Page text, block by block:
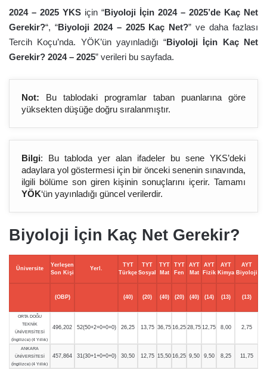
2024 – 2025 YKS için “Biyoloji İçin 2024 – 2025’de Kaç Net
Gerekir?“, “Biyoloji 2024 – 2025 Kaç Net?” ve daha fazlası
Tercih Koçu’nda. YÖK’ün yayınladığı “Biyoloji İçin Kaç Net
Gerekir? 2024 – 2025” verileri bu sayfada.
Not: Bu tablodaki programlar taban puanlarına göre
yüksekten düşüğe doğru sıralanmıştır.
Bilgi: Bu tabloda yer alan ifadeler bu sene YKS’deki
adaylara yol göstermesi için bir önceki senenin sınavında,
ilgili bölüme son giren kişinin sonuçlarını içerir. Tamamı
YÖK‘ün yayınladığı güncel verilerdir.
Biyoloji İçin Kaç Net Gerekir?
Üniversite
Yerleşen
Son Kişi
Yerl.
TYT
Türkçe
TYT
Sosyal
TYT
Mat
TYT
Fen
AYT
Mat
AYT
Fizik
AYT
Kimya
AYT
Biyoloji
(OBP) (40) (20) (40) (20) (40) (14) (13) (13)
ORTA DOĞU
TEKNİK
ÜNİVERSİTESİ
(İngilizce) (4 Yıllık)
496,202 52(50+2+0+0+0) 26,25 13,75 36,75 16,25 28,75 12,75 8,00 2,75
ANKARA
ÜNİVERSİTESİ
(İngilizce) (4 Yıllık)
457,864 31(30+1+0+0+0) 30,50 12,75 15,50 16,25 9,50 9,50 8,25 11,75